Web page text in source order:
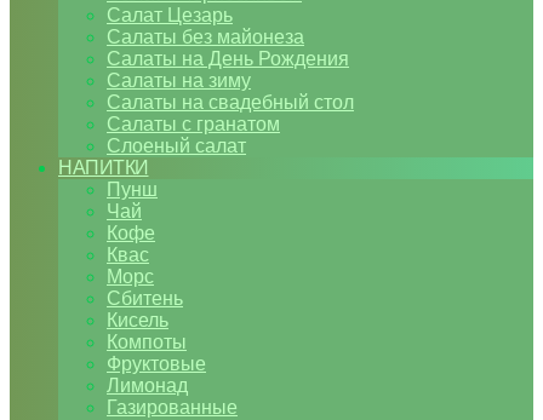
Салат Цезарь
Салаты без майонеза
Салаты на День Рождения
Салаты на зиму
Салаты на свадебный стол
Салаты с гранатом
Слоеный салат
НАПИТКИ
Пунш
Чай
Кофе
Квас
Морс
Сбитень
Кисель
Компоты
Фруктовые
Лимонад
Газированные